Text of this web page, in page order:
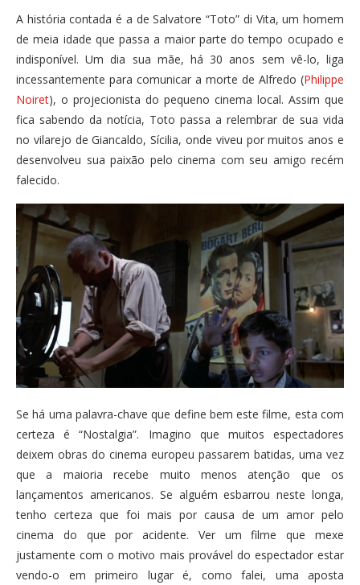
A história contada é a de Salvatore “Toto” di Vita, um homem
de meia idade que passa a maior parte do tempo ocupado e
indisponível. Um dia sua mãe, há 30 anos sem vê-lo, liga
incessantemente para comunicar a morte de Alfredo (Philippe
Noiret), o projecionista do pequeno cinema local. Assim que
fica sabendo da notícia, Toto passa a relembrar de sua vida
no vilarejo de Giancaldo, Sícilia, onde viveu por muitos anos e
desenvolveu sua paixão pelo cinema com seu amigo recém
falecido.
Se há uma palavra-chave que define bem este filme, esta com
certeza é “Nostalgia”. Imagino que muitos espectadores
deixem obras do cinema europeu passarem batidas, uma vez
que a maioria recebe muito menos atenção que os
lançamentos americanos. Se alguém esbarrou neste longa,
tenho certeza que foi mais por causa de um amor pelo
cinema do que por acidente. Ver um filme que mexe
justamente com o motivo mais provável do espectador estar
vendo-o em primeiro lugar é, como falei, uma aposta